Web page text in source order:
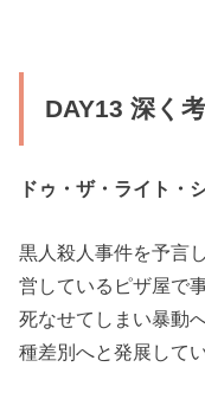
DAY13 深く
ドゥ・ザ・ライト・
黒人殺人事件を予言
営しているピザ屋で
死なせてしまい暴動
種差別へと発展して